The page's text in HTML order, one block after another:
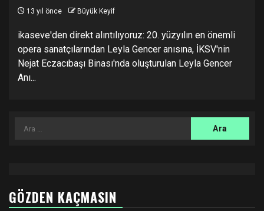
13 yıl önce Büyük Keyif
ikaseve'den direkt alıntılıyoruz: 20. yüzyılın en önemli
opera sanatçılarından Leyla Gencer anısına, İKSV'nin
Nejat Eczacıbaşı Binası'nda oluşturulan Leyla Gencer
Anı...
Arama:
GÖZDEN KAÇMASIN